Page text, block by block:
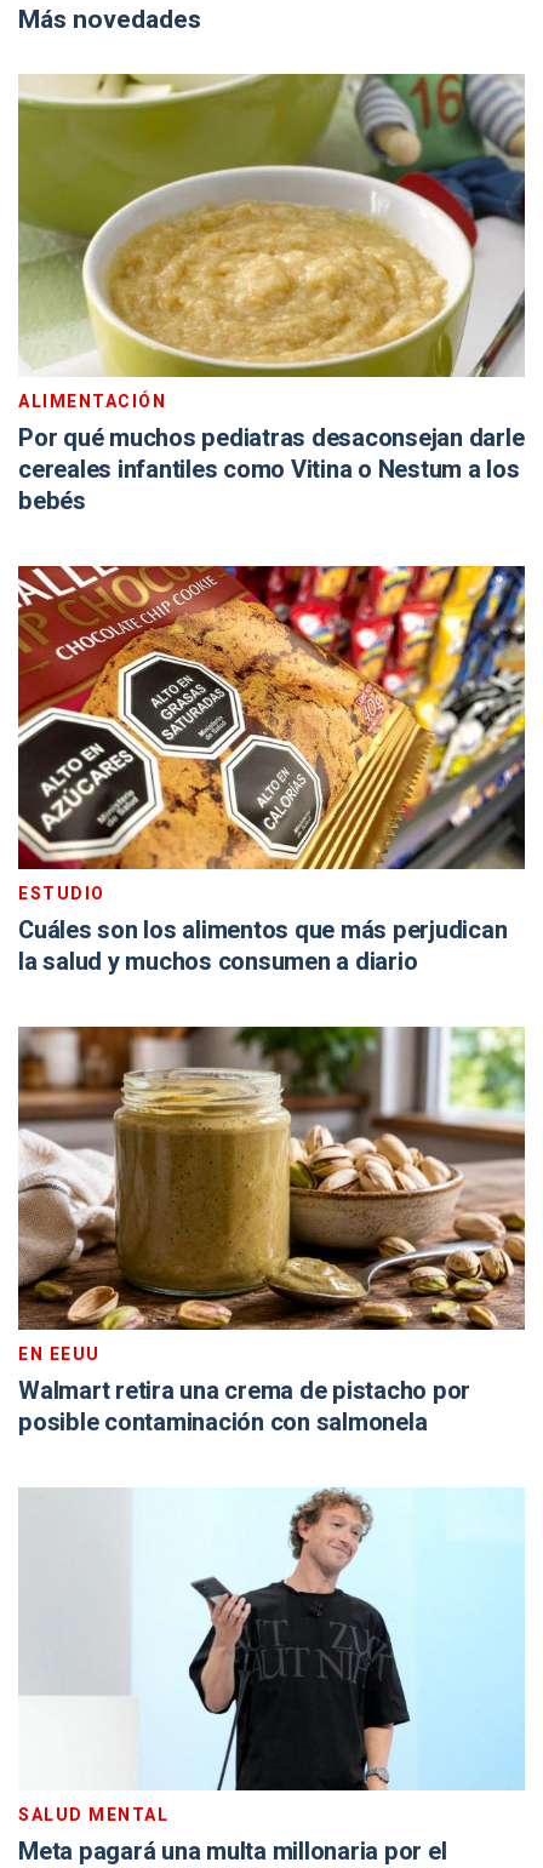
Más novedades
ALIMENTACIÓN
Por qué muchos pediatras desaconsejan darle
cereales infantiles como Vitina o Nestum a los
bebés
ESTUDIO
Cuáles son los alimentos que más perjudican
la salud y muchos consumen a diario
EN EEUU
Walmart retira una crema de pistacho por
posible contaminación con salmonela
SALUD MENTAL
Meta pagará una multa millonaria por el